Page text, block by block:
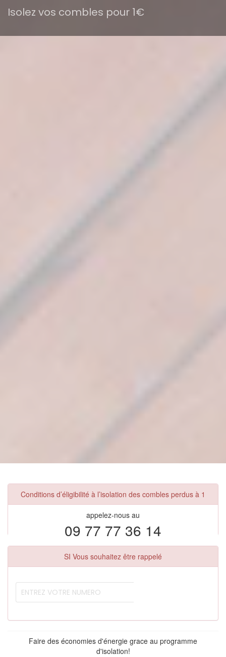
Isolez vos combles pour 1€
Conditions d’éligibilité à l’isolation des combles perdus à 1
appelez-nous au
09 77 77 36 14
SI Vous souhaitez être rappelé
Faire des économies d'énergie grace au programme
d'isolation!